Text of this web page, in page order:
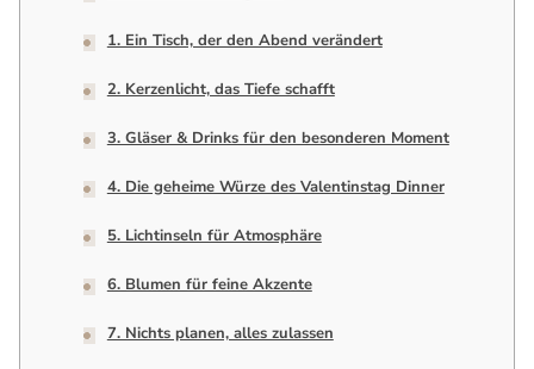
1. Ein Tisch, der den Abend verändert
2. Kerzenlicht, das Tiefe schafft
3. Gläser & Drinks für den besonderen Moment
4. Die geheime Würze des Valentinstag Dinner
5. Lichtinseln für Atmosphäre
6. Blumen für feine Akzente
7. Nichts planen, alles zulassen